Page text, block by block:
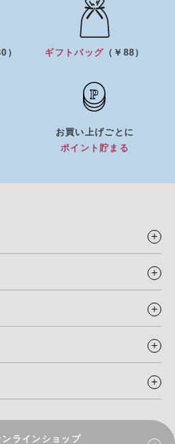
）
ギフトバッグ （￥88）
お買い上げごとに
ポイント貯まる
ンラインショップ